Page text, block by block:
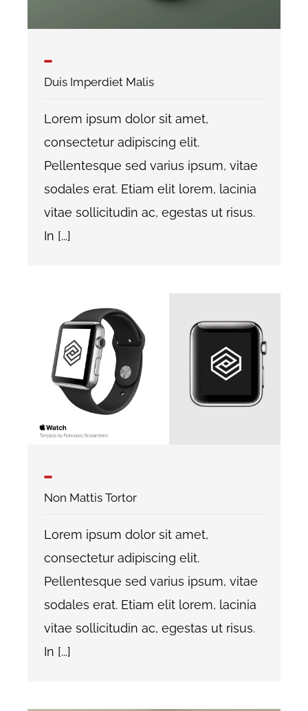
Duis Imperdiet Malis
Lorem ipsum dolor sit amet,
consectetur adipiscing elit.
Pellentesque sed varius ipsum, vitae
sodales erat. Etiam elit lorem, lacinia
vitae sollicitudin ac, egestas ut risus.
In [...]
Non Mattis Tortor
Lorem ipsum dolor sit amet,
consectetur adipiscing elit.
Pellentesque sed varius ipsum, vitae
sodales erat. Etiam elit lorem, lacinia
vitae sollicitudin ac, egestas ut risus.
In [...]